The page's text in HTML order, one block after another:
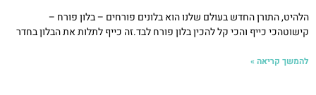
הלהיט, התורן החדש בעולם שלנו הוא בלונים פורחים – בלון פורח –
קישוטהכי כייף והכי קל להכין בלון פורח לבד.זה כייף לתלות את הבלון בחדר
להמשך קריאה »